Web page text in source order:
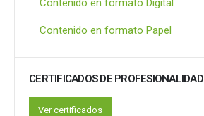
Contenido en formato Digital
Contenido en formato Papel
CERTIFICADOS DE PROFESIONALIDAD
Ver certificados